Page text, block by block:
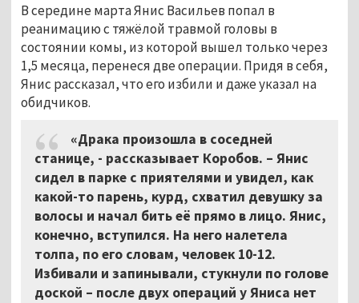
В середине марта Янис Васильев попал в
реанимацию с тяжёлой травмой головы в
состоянии комы, из которой вышел только через
1,5 месяца, перенеся две операции. Придя в себя,
Янис рассказал, что его избили и даже указал на
обидчиков.
«Драка произошла в соседней
станице, - рассказывает Коробов. – Янис
сидел в парке с приятелями и увидел, как
какой-то парень, курд, схватил девушку за
волосы и начал бить её прямо в лицо. Янис,
конечно, вступился. На него налетела
толпа, по его словам, человек 10-12.
Избивали и запинывали, стукнули по голове
доской – после двух операций у Яниса нет